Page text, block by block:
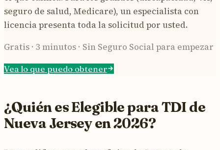
seguro de salud, Medicare), un especialista con
licencia presenta toda la solicitud por usted.
Gratis · 3 minutos · Sin Seguro Social para empezar
Vea lo que puedo obtener
¿Quién es Elegible para TDI de
Nueva Jersey en 2026?